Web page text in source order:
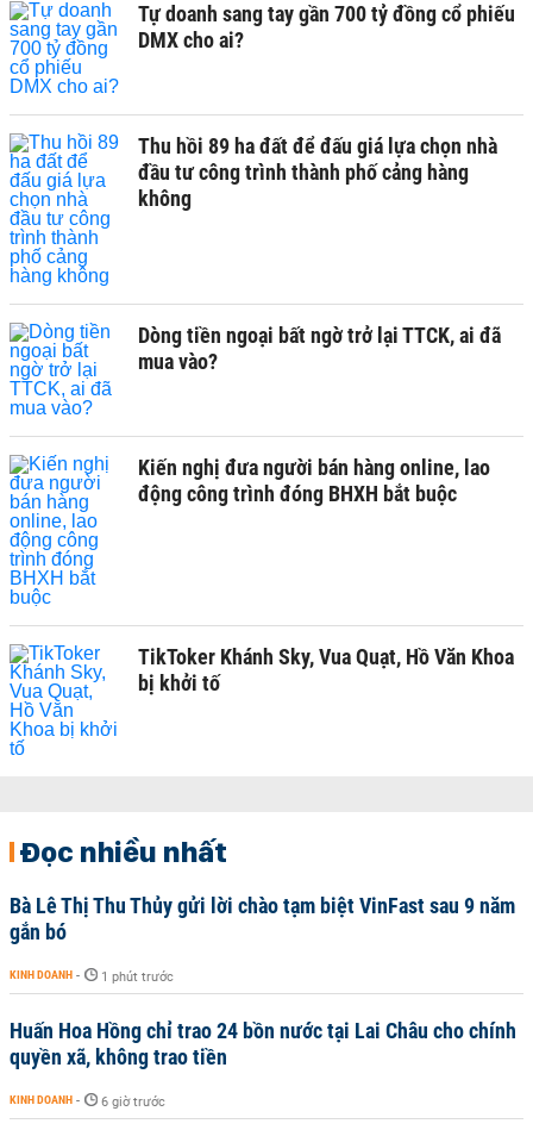
Tự doanh sang tay gần 700 tỷ đồng cổ phiếu
DMX cho ai?
Thu hồi 89 ha đất để đấu giá lựa chọn nhà
đầu tư công trình thành phố cảng hàng
không
Dòng tiền ngoại bất ngờ trở lại TTCK, ai đã
mua vào?
Kiến nghị đưa người bán hàng online, lao
động công trình đóng BHXH bắt buộc
TikToker Khánh Sky, Vua Quạt, Hồ Văn Khoa
bị khởi tố
Đọc nhiều nhất
Bà Lê Thị Thu Thủy gửi lời chào tạm biệt VinFast sau 9 năm
gắn bó
KINH DOANH - 1 phút trước
Huấn Hoa Hồng chỉ trao 24 bồn nước tại Lai Châu cho chính
quyền xã, không trao tiền
KINH DOANH - 6 giờ trước